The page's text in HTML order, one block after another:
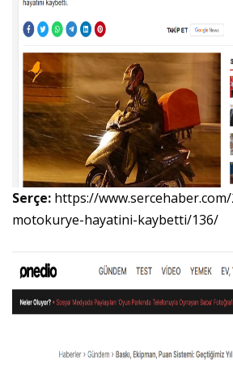
Serçe: https://
motokurye-hayatini-kaybetti/136/